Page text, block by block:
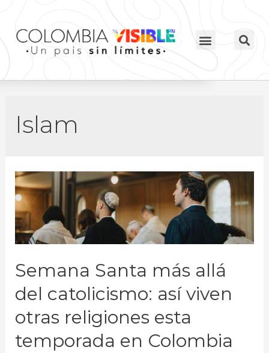
Islam
Semana Santa más allá
del catolicismo: así viven
otras religiones esta
temporada en Colombia